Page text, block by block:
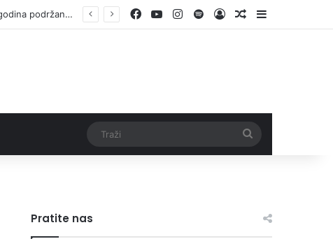
Vlada ZDK podržala samozapošljavanje 97 pripadnika boračke populacije – za 10 godina podržano pokretanje 1.152 mala biznisa Facebook
YouTubeInstagram
SpotifyLog InRandom Article
Sidebar
Pratite nas